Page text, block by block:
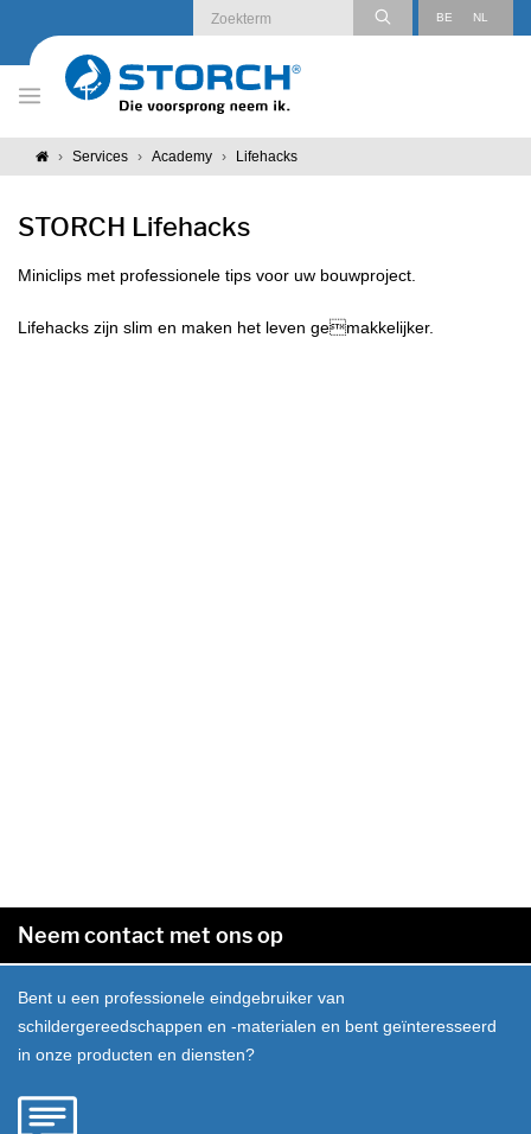
BE NL
Services Academy Lifehacks
STORCH Lifehacks
Miniclips met professionele tips voor uw bouwproject.
Lifehacks zijn slim en maken het leven gemakkelijker.
Neem contact met ons op
Bent u een professionele eindgebruiker van
schildergereedschappen en -materialen en bent geïnteresseerd
in onze producten en diensten?